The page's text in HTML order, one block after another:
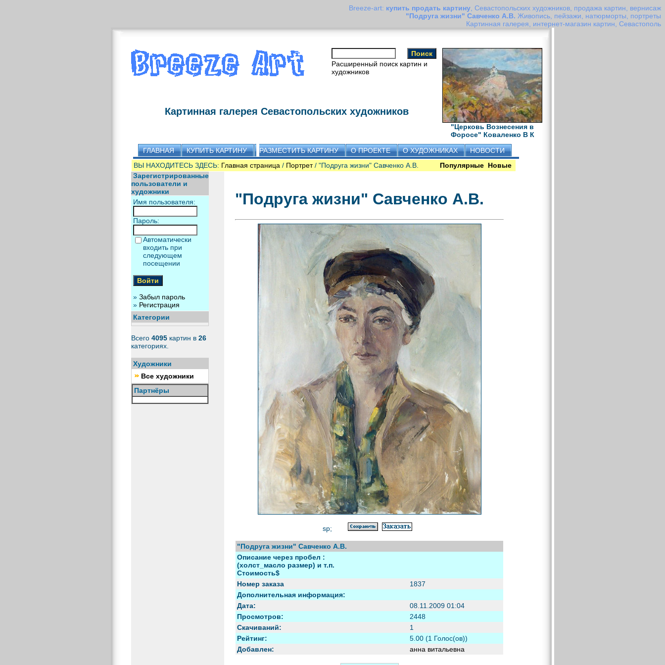
Breeze-art: купить продать картину , Севастопольских художников, продажа картин, вернисаж
"Подруга жизни" Савченко А.В. Живопись, пейзажи, натюрморты, портреты
Картинная галерея, интернет-магазин картин, Севастополь
Расширенный поиск картин и
художников
"Церковь Вознесения в
Форосе" Коваленко В К
Картинная галерея Севастопольских художников
ГЛАВНАЯ КУПИТЬ КАРТИНУ РАЗМЕСТИТЬ КАРТИНУ О ПРОЕКТЕ О ХУДОЖНИКАХ
НОВОСТИ
ВЫ НАХОДИТЕСЬ ЗДЕСЬ: Главная страница / Портрет/ "Подруга жизни" Савченко А.В. Популярные Новые
Зарегистрированные
пользователи и
художники
Имя пользователя:
Пароль:
Автоматически
входить при
следующем
посещении
» Забыл пароль
» Регистрация
Категории
Всего 4095 картин в 26
категориях.
Художники
Все художники
Партнёры
"Подруга жизни" Савченко А.В.
sp;
"Подруга жизни" Савченко А.В.
Описание через пробел :
(холст_масло размер) и т.п.
Стоимость$
Номер заказа
1837
Дополнительная информация:
Дата:
08.11.2009 01:04
Просмотров:
2448
Скачиваний:
1
Рейтинг:
5.00 (1 Голос(ов))
Добавлен:
анна витальевна